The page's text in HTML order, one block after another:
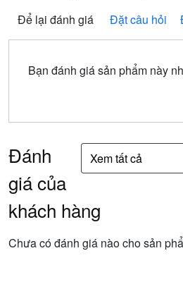
Để lại đánh giá Đặt câu hỏi
Bạn đánh giá sản phẩm này
Đánh
giá của
khách hàng
Chưa có đánh giá nào cho sản